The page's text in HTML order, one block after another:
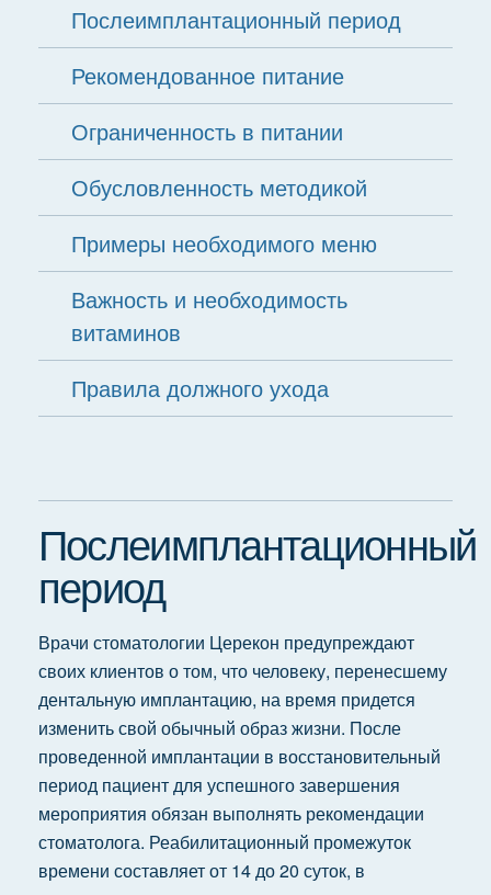
Послеимплантационный период
Рекомендованное питание
Ограниченность в питании
Обусловленность методикой
Примеры необходимого меню
Важность и необходимость
витаминов
Правила должного ухода
Послеимплантационный
период
Врачи стоматологии Церекон предупреждают
своих клиентов о том, что человеку, перенесшему
дентальную имплантацию, на время придется
изменить свой обычный образ жизни. После
проведенной имплантации в восстановительный
период пациент для успешного завершения
мероприятия обязан выполнять рекомендации
стоматолога. Реабилитационный промежуток
времени составляет от 14 до 20 суток, в